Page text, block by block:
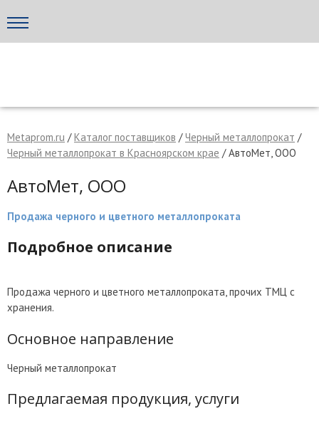
МЕТАПРОМ - российский торгово-промышленный портал
Написать поставщику
Отмена Отправить сообщение
Metaprom.ru /Каталог поставщиков /Черный металлопрокат /
Черный металлопрокат в Красноярском крае / АвтоМет, ООО
АвтоМет, ООО
Продажа черного и цветного металлопроката
Подробное описание
Продажа черного и цветного металлопроката, прочих ТМЦ с
хранения.
Основное направление
Черный металлопрокат
Предлагаемая продукция, услуги